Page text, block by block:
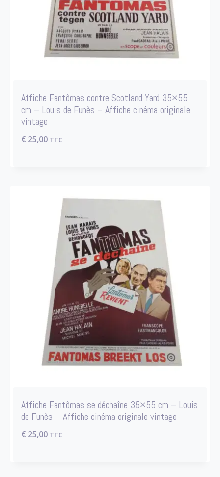
Affiche Fantômas contre Scotland Yard 35×55
cm – Louis de Funès – Affiche cinéma originale
vintage
€ 25,00 TTC
Affiche Fantômas se déchaîne 35×55 cm – Louis
de Funès – Affiche cinéma originale vintage
€ 25,00 TTC